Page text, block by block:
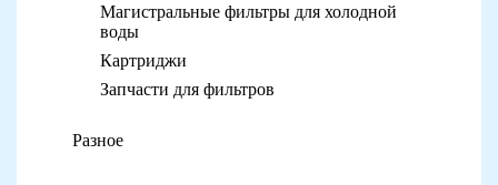
Магистральные фильтры для холодной
воды
Картриджи
Запчасти для фильтров
Разное